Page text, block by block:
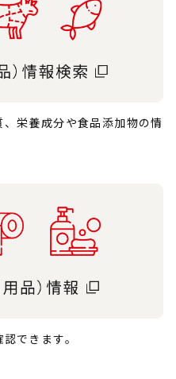
栄養成分や食品添加物の情
できます。